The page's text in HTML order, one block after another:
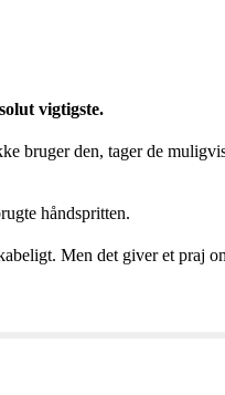
vigtigste.
den, tager de
håndspritten.
Men det giver et praj